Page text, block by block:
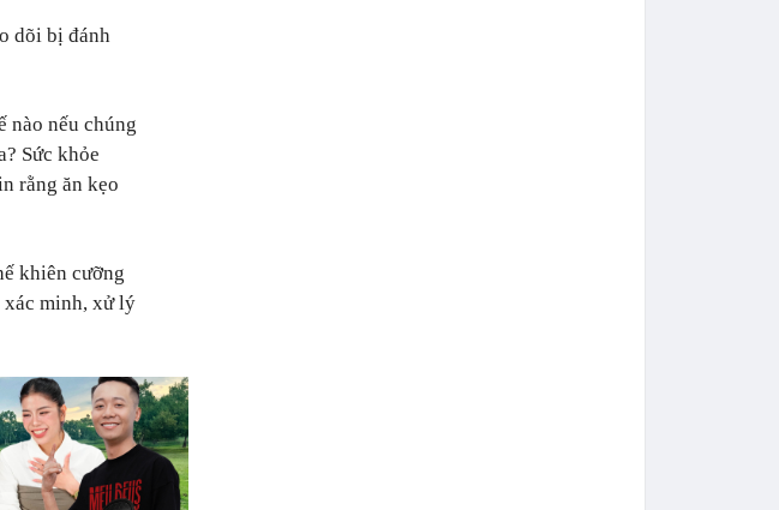
dõi bị đánh
nào nếu chúng
Sức khỏe
rằng ăn kẹo
khiên cưỡng
xác minh, xử lý